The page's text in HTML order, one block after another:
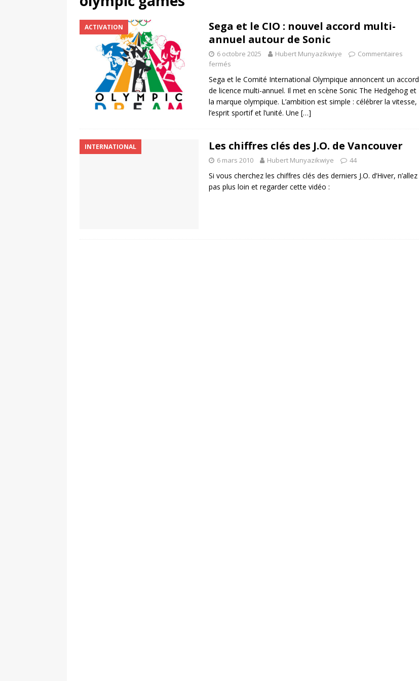
[ 4 août 2026 ]
Saint-Paul-lès-Dax au profit des sapeurs-pompiers face aux incendies dans les Landes
RUGBY
[ 2 août 2026 ] Le pari risqué d’On Running : vendre une sensation plutôt qu’un chrono
[ 7 août 2026 ] Pourquoi le Red Star FC réinvente son maillot avec un nouvel artiste chaque saison
ACTIVATION
ACTIVATION
Sega et le CIO : nouvel accord multi-
annuel autour de Sonic
6 octobre 2025 Hubert Munyazikwiye
Commentaires
fermés
Sega et le Comité International Olympique annoncent un accord
de licence multi-annuel. Il met en scène Sonic The Hedgehog et
la marque olympique. L’ambition est simple : célébrer la vitesse,
l’esprit sportif et l’unité. Une […]
INTERNATIONAL Les chiffres clés des J.O. de Vancouver
6 mars 2010 Hubert Munyazikwiye 44
Si vous cherchez les chiffres clés des derniers J.O. d’Hiver, n’allez
pas plus loin et regarder cette vidéo :